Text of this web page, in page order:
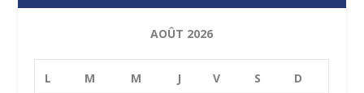
AOÛT 2026
L M M J V S D